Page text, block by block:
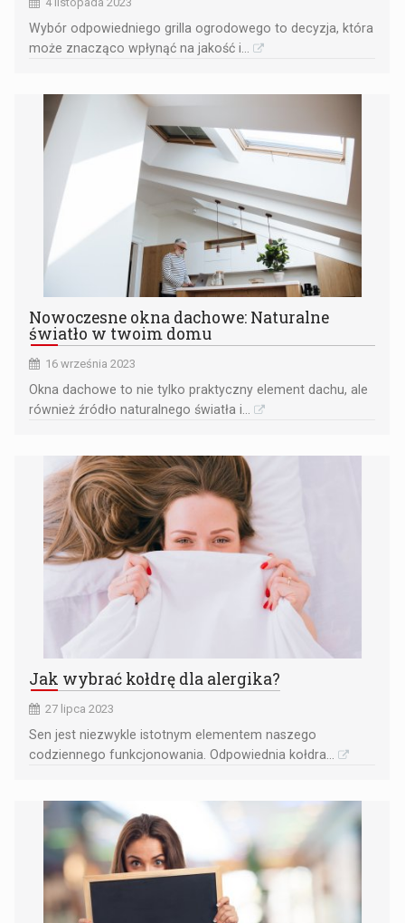
Wybór odpowiedniego grilla ogrodowego to decyzja, która
może znacząco wpłynąć na jakość i...
Nowoczesne okna dachowe: Naturalne
światło w twoim domu
16 września 2023
Okna dachowe to nie tylko praktyczny element dachu, ale
również źródło naturalnego światła i...
Jak wybrać kołdrę dla alergika?
27 lipca 2023
​Sen jest niezwykle istotnym elementem naszego
codziennego funkcjonowania. Odpowiednia kołdra...